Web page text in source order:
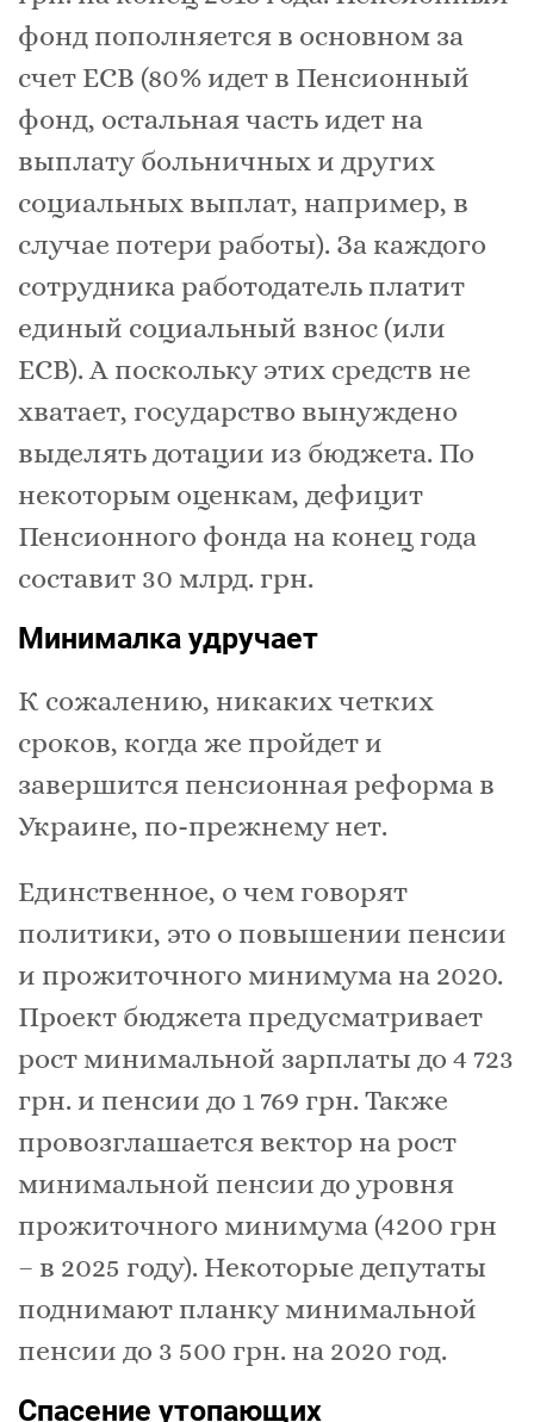
фонд пополняется в основном за
счет ЕСВ (80% идет в Пенсионный
фонд, остальная часть идет на
выплату больничных и других
социальных выплат, например, в
случае потери работы). За каждого
сотрудника работодатель платит
единый социальный взнос (или
ЕСВ). А поскольку этих средств не
хватает, государство вынуждено
выделять дотации из бюджета. По
некоторым оценкам, дефицит
Пенсионного фонда на конец года
составит 30 млрд. грн.
Минималка удручает
К сожалению, никаких четких
сроков, когда же пройдет и
завершится пенсионная реформа в
Украине, по-прежнему нет.
Единственное, о чем говорят
политики, это о повышении пенсии
и прожиточного минимума на 2020.
Проект бюджета предусматривает
рост минимальной зарплаты до 4 723
грн. и пенсии до 1 769 грн. Также
провозглашается вектор на рост
минимальной пенсии до уровня
прожиточного минимума (4200 грн
– в 2025 году). Некоторые депутаты
поднимают планку минимальной
пенсии до 3 500 грн. на 2020 год.
Спасение утопающих